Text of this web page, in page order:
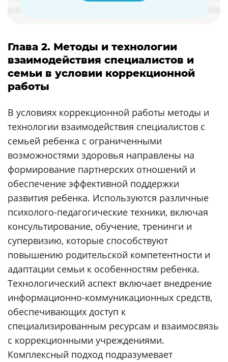
Глава 2. Методы и технологии
взаимодействия специалистов и
семьи в условии коррекционной
работы
В условиях коррекционной работы методы и
технологии взаимодействия специалистов с
семьей ребенка с ограниченными
возможностями здоровья направлены на
формирование партнерских отношений и
обеспечение эффективной поддержки
развития ребенка. Используются различные
психолого-педагогические техники, включая
консультирование, обучение, тренинги и
супервизию, которые способствуют
повышению родительской компетентности и
адаптации семьи к особенностям ребенка.
Технологический аспект включает внедрение
информационно-коммуникационных средств,
обеспечивающих доступ к
специализированным ресурсам и взаимосвязь
с коррекционными учреждениями.
Комплексный подход подразумевает